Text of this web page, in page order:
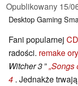
Opublikowany 15/
DesktopGaming
Fani popularnej
radości. remake
Witcher 3”„Songs
4 . Jednakże